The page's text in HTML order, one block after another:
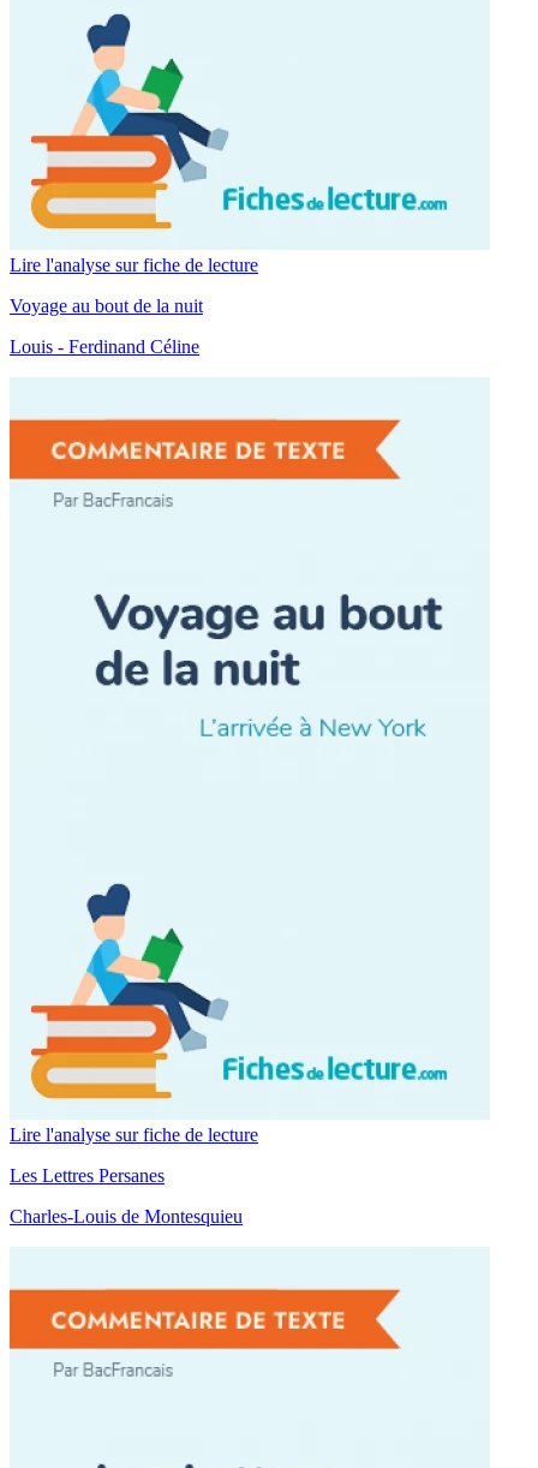
Lire l'analyse sur fiche de lecture
Voyage au bout de la nuit
Louis - Ferdinand Céline
Lire l'analyse sur fiche de lecture
Les Lettres Persanes
Charles-Louis de Montesquieu